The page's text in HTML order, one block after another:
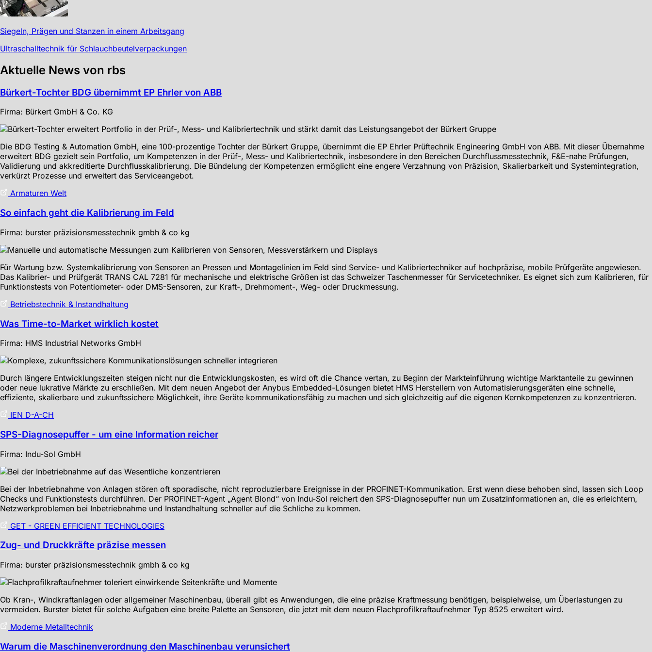
Siegeln, Prägen und Stanzen in einem Arbeitsgang
Ultraschalltechnik für Schlauchbeutelverpackungen
Aktuelle News von rbs
Bürkert-Tochter BDG übernimmt EP Ehrler von ABB
Firma: Bürkert GmbH & Co. KG
Die BDG Testing & Automation GmbH, eine 100-prozentige Tochter der Bürkert Gruppe, übernimmt die EP Ehrler Prüftechnik Engineering GmbH von ABB. Mit dieser Übernahme
erweitert BDG gezielt sein Portfolio, um Kompetenzen in der Prüf-, Mess- und Kalibriertechnik, insbesondere in den Bereichen Durchflussmesstechnik, F&E-nahe Prüfungen,
Validierung und akkreditierte Durchflusskalibrierung. Die Bündelung der Kompetenzen ermöglicht eine engere Verzahnung von Präzision, Skalierbarkeit und Systemintegration,
verkürzt Prozesse und erweitert das Serviceangebot.
Armaturen Welt
So einfach geht die Kalibrierung im Feld
Firma: burster präzisionsmesstechnik gmbh & co kg
Für Wartung bzw. Systemkalibrierung von Sensoren an Pressen und Montagelinien im Feld sind Service- und Kalibriertechniker auf hochpräzise, mobile Prüfgeräte angewiesen.
Das Kalibrier- und Prüfgerät TRANS CAL 7281 für mechanische und elektrische Größen ist das Schweizer Taschenmesser für Servicetechniker. Es eignet sich zum Kalibrieren, für
Funktionstests von Potentiometer- oder DMS-Sensoren, zur Kraft-, Drehmoment-, Weg- oder Druckmessung.
Betriebstechnik & Instandhaltung
Was Time-to-Market wirklich kostet
Firma: HMS Industrial Networks GmbH
Durch längere Entwicklungszeiten steigen nicht nur die Entwicklungskosten, es wird oft die Chance vertan, zu Beginn der Markteinführung wichtige Marktanteile zu gewinnen
oder neue lukrative Märkte zu erschließen. Mit dem neuen Angebot der Anybus Embedded-Lösungen bietet HMS Herstellern von Automatisierungsgeräten eine schnelle,
effiziente, skalierbare und zukunftssichere Möglichkeit, ihre Geräte kommunikationsfähig zu machen und sich gleichzeitig auf die eigenen Kernkompetenzen zu konzentrieren.
IEN D-A-CH
SPS-Diagnosepuffer - um eine Information reicher
Firma: Indu-Sol GmbH
Bei der Inbetriebnahme von Anlagen stören oft sporadische, nicht reproduzierbare Ereignisse in der PROFINET-Kommunikation. Erst wenn diese behoben sind, lassen sich Loop
Checks und Funktionstests durchführen. Der PROFINET-Agent „Agent Blond“ von Indu-Sol reichert den SPS-Diagnosepuffer nun um Zusatzinformationen an, die es erleichtern,
Netzwerkproblemen bei Inbetriebnahme und Instandhaltung schneller auf die Schliche zu kommen.
GET - GREEN EFFICIENT TECHNOLOGIES
Zug- und Druckkräfte präzise messen
Firma: burster präzisionsmesstechnik gmbh & co kg
Ob Kran-, Windkraftanlagen oder allgemeiner Maschinenbau, überall gibt es Anwendungen, die eine präzise Kraftmessung benötigen, beispielweise, um Überlastungen zu
vermeiden. Burster bietet für solche Aufgaben eine breite Palette an Sensoren, die jetzt mit dem neuen Flachprofilkraftaufnehmer Typ 8525 erweitert wird.
Moderne Metalltechnik
Warum die Maschinenverordnung den Maschinenbau verunsichert